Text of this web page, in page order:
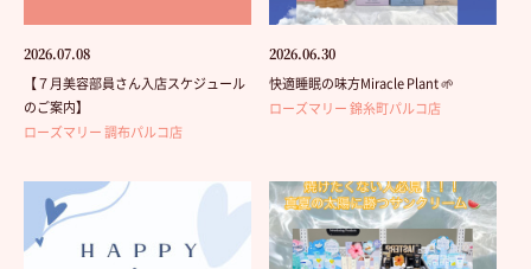
2026.07.08
【７月美容部員さん入店スケジュール
のご案内】
ローズマリー 調布パルコ店
2026.06.30
快適睡眠の味方Miracle Plant 🌱
ローズマリー 錦糸町パルコ店